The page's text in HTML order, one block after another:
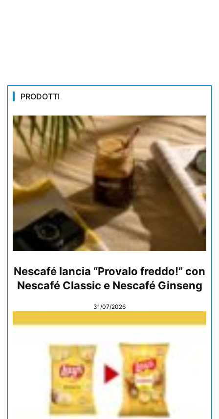
PRODOTTI
Nescafé lancia “Provalo freddo!” con
Nescafé Classic e Nescafé Ginseng
31/07/2026